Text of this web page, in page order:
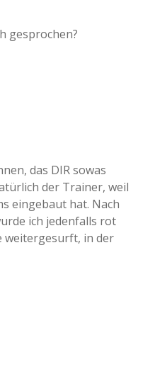
gesprochen?
das DIR sowas
der Trainer, weil
eingebaut hat. Nach
ich jedenfalls rot
weitergesurft, in der